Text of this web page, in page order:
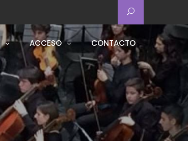
ACCESO CONTACTO